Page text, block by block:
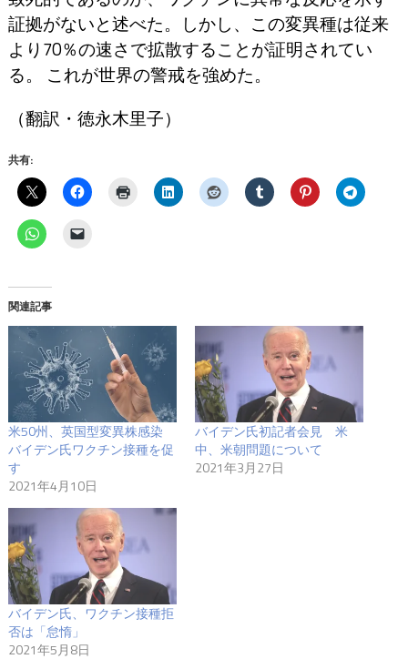
証拠がないと述べた。しかし、この変異種は従来
より70％の速さで拡散することが証明されてい
る。 これが世界の警戒を強めた。
（翻訳・徳永木里子）
共有:
関連記事
米50州、英国型変異株感染
バイデン氏ワクチン接種を促
す
2021年4月10日
バイデン氏初記者会見 米
中、米朝問題について
2021年3月27日
バイデン氏、ワクチン接種拒
否は「怠惰」
2021年5月8日